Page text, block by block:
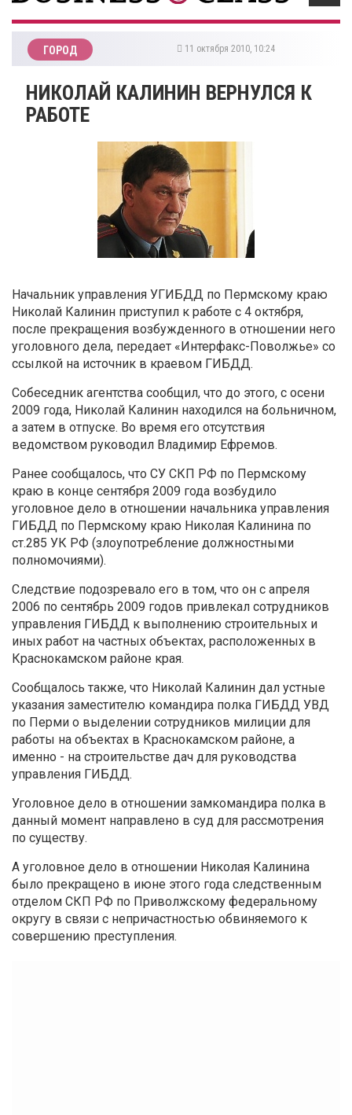
ГОРОД 11 октября 2010, 10:24
НИКОЛАЙ КАЛИНИН ВЕРНУЛСЯ К
РАБОТЕ
Начальник управления УГИБДД по Пермскому краю
Николай Калинин приступил к работе с 4 октября,
после прекращения возбужденного в отношении него
уголовного дела, передает «Интерфакс-Поволжье» со
ссылкой на источник в краевом ГИБДД.
Собеседник агентства сообщил, что до этого, с осени
2009 года, Николай Калинин находился на больничном,
а затем в отпуске. Во время его отсутствия
ведомством руководил Владимир Ефремов.
Ранее сообщалось, что СУ СКП РФ по Пермскому
краю в конце сентября 2009 года возбудило
уголовное дело в отношении начальника управления
ГИБДД по Пермскому краю Николая Калинина по
ст.285 УК РФ (злоупотребление должностными
полномочиями).
Следствие подозревало его в том, что он с апреля
2006 по сентябрь 2009 годов привлекал сотрудников
управления ГИБДД к выполнению строительных и
иных работ на частных объектах, расположенных в
Краснокамском районе края.
Сообщалось также, что Николай Калинин дал устные
указания заместителю командира полка ГИБДД УВД
по Перми о выделении сотрудников милиции для
работы на объектах в Краснокамском районе, а
именно - на строительстве дач для руководства
управления ГИБДД.
Уголовное дело в отношении замкомандира полка в
данный момент направлено в суд для рассмотрения
по существу.
А уголовное дело в отношении Николая Калинина
было прекращено в июне этого года следственным
отделом СКП РФ по Приволжскому федеральному
округу в связи с непричастностью обвиняемого к
совершению преступления.